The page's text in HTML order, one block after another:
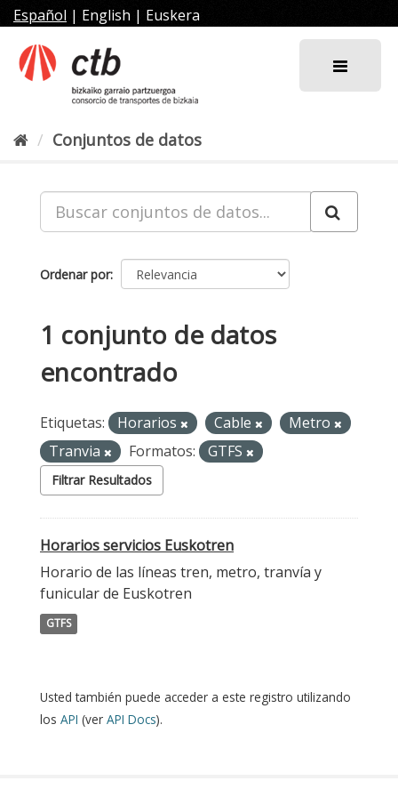
al
contenido
Español | English | Euskera
Conjuntos de datos
Ordenar por
1 conjunto de datos
encontrado
Etiquetas: Horarios Cable
Metro
Tranvia
Formatos: GTFS
Filtrar Resultados
Horarios servicios Euskotren
Horario de las líneas tren, metro, tranvía y
funicular de Euskotren
GTFS
Usted también puede acceder a este registro utilizando
los API (ver API Docs).